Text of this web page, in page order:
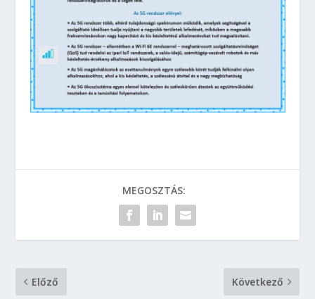
MEGOSZTÁS:
Előző Következő